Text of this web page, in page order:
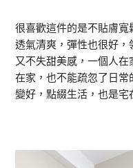
很喜歡這件的是不貼膚寬
透氣清爽，彈性也很好
又不失甜美感，一個人
在家，也不能疏忽了日
變好，點綴生活，也是宅